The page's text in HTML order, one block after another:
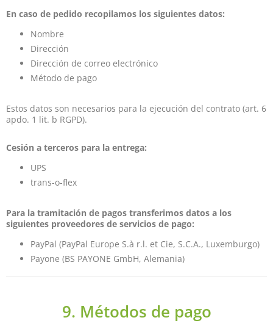
En caso de pedido recopilamos los siguientes datos:
Nombre
Dirección
Dirección de correo electrónico
Método de pago
Estos datos son necesarios para la ejecución del contrato (art. 6
apdo. 1 lit. b RGPD).
Cesión a terceros para la entrega:
UPS
trans-o-flex
Para la tramitación de pagos transferimos datos a los
siguientes proveedores de servicios de pago:
PayPal (PayPal Europe S.à r.l. et Cie, S.C.A., Luxemburgo)
Payone (BS PAYONE GmbH, Alemania)
9. Métodos de pago